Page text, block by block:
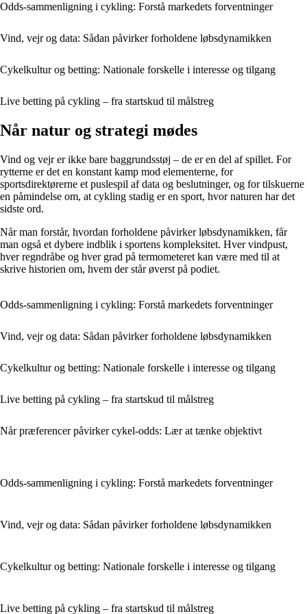
Odds-sammenligning i cykling: Forstå markedets forventninger
Vind, vejr og data: Sådan påvirker forholdene løbsdynamikken
Cykelkultur og betting: Nationale forskelle i interesse og tilgang
Live betting på cykling – fra startskud til målstreg
Når natur og strategi mødes
Vind og vejr er ikke bare baggrundsstøj – de er en del af spillet. For
rytterne er det en konstant kamp mod elementerne, for
sportsdirektørerne et puslespil af data og beslutninger, og for tilskuerne
en påmindelse om, at cykling stadig er en sport, hvor naturen har det
sidste ord.
Når man forstår, hvordan forholdene påvirker løbsdynamikken, får
man også et dybere indblik i sportens kompleksitet. Hver vindpust,
hver regndråbe og hver grad på termometeret kan være med til at
skrive historien om, hvem der står øverst på podiet.
Odds-sammenligning i cykling: Forstå markedets forventninger
Vind, vejr og data: Sådan påvirker forholdene løbsdynamikken
Cykelkultur og betting: Nationale forskelle i interesse og tilgang
Live betting på cykling – fra startskud til målstreg
Når præferencer påvirker cykel-odds: Lær at tænke objektivt
Odds-sammenligning i cykling: Forstå markedets forventninger
Vind, vejr og data: Sådan påvirker forholdene løbsdynamikken
Cykelkultur og betting: Nationale forskelle i interesse og tilgang
Live betting på cykling – fra startskud til målstreg